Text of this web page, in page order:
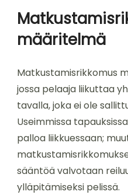
määritelmä
Matkustamisrikkomus
jossa pelaaja liikuttaa
tavalla, joka ei ole
Useimmissa
palloa liikkuessaan;
sääntöä valvotaan
ylläpitämiseksi pelissä.